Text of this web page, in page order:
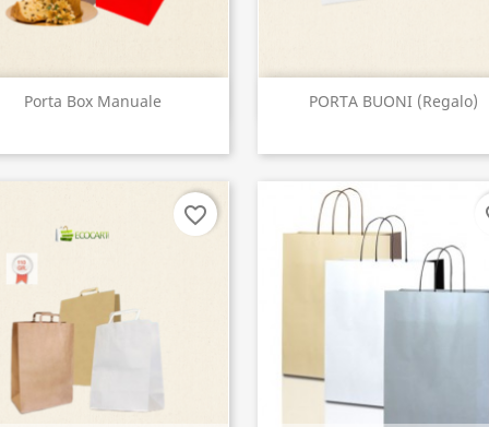
Porta Box Manuale
Vista rápida PORTA BUONI (regalo)
Vista rápida
favorite_border